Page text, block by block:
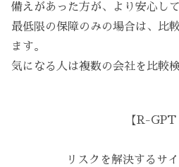
備えがあった方が、より安心し
最低限の保障のみの場合は、比
ます。
気になる人は複数の会社を比較
【R-GPT
リスクを解決するサ